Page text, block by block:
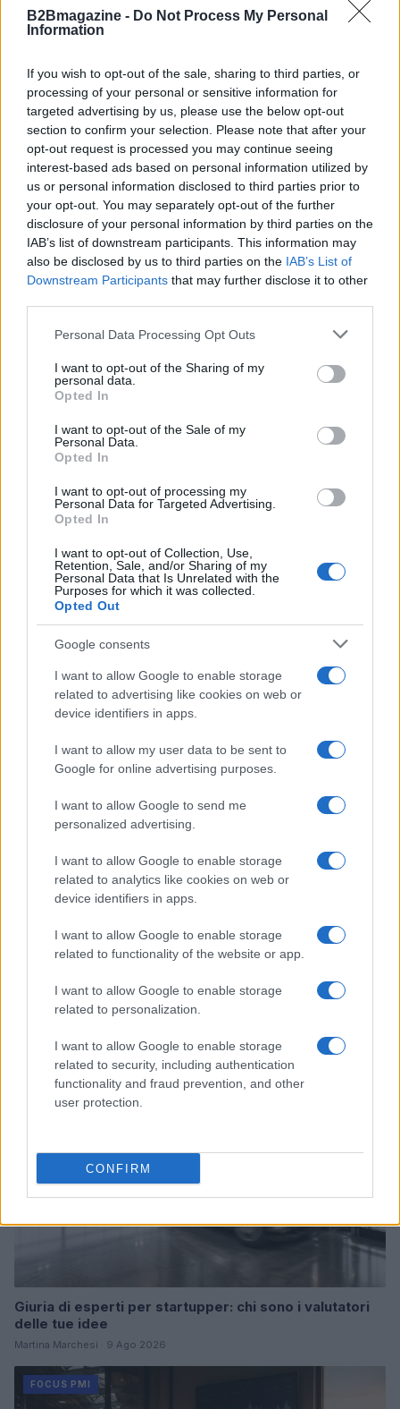
B2Bmagazine - Do Not Process My Personal
Information
If you wish to opt-out of the sale, sharing to third parties, or
processing of your personal or sensitive information for
targeted advertising by us, please use the below opt-out
section to confirm your selection. Please note that after your
opt-out request is processed you may continue seeing
interest-based ads based on personal information utilized by
us or personal information disclosed to third parties prior to
your opt-out. You may separately opt-out of the further
disclosure of your personal information by third parties on the
IAB’s list of downstream participants. This information may
also be disclosed by us to third parties on the IAB’s List of
Downstream Participants that may further disclose it to other
Please note that this website/app uses one or more Google
not limited to your visit or usage behaviour. You may click to
grant or deny consent to Google and its third-party tags to
use your data for below specified purposes in below Google
consent section.
Personal Data Processing Opt Outs
I want to opt-out of the Sharing of my
personal data.
Opted In
I want to opt-out of the Sale of my
Personal Data.
Opted In
I want to opt-out of processing my
Personal Data for Targeted Advertising.
Opted In
I want to opt-out of Collection, Use,
Retention, Sale, and/or Sharing of my
Personal Data that Is Unrelated with the
Purposes for which it was collected.
Opted Out
Google consents
I want to allow Google to enable storage
related to advertising like cookies on web or
device identifiers in apps.
I want to allow my user data to be sent to
Google for online advertising purposes.
I want to allow Google to send me
personalized advertising.
I want to allow Google to enable storage
related to analytics like cookies on web or
device identifiers in apps.
I want to allow Google to enable storage
related to functionality of the website or app.
I want to allow Google to enable storage
related to personalization.
I want to allow Google to enable storage
related to security, including authentication
functionality and fraud prevention, and other
user protection.
CONFIRM
processo.
una consulenza personalizzata e aiutarti a
massimizzare le opportunità offerte dal Bando INAIL
2025.
Domande frequenti sul bando INAIL
Il Modello 231 è obbligatorio?No, ma è altamente
raccomandato per prevenire responsabilità
amministrative.
partecipare?Sì, è un elemento fondamentale del
modello.
Dove posso trovare le date aggiornate del
bando?Sul sito ufficiale di INAIL, nella sezione
“Bandi e Avvisi”.
AiAdhubMedia
Continua a leggere
Giuria di esperti per startupper: chi sono i valutatori
delle tue idee
Martina Marchesi · 9 Ago 2026
FOCUS PMI